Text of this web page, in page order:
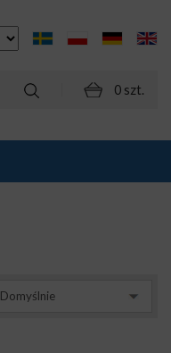
0 szt.
Domyślnie